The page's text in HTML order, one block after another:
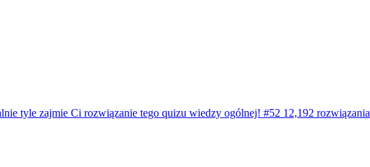
tyle zajmie Ci rozwiązanie tego quizu wiedzy ogólnej! #52 12,192 rozwiązania